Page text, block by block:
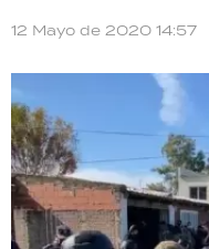
12 Mayo de 2020 14:57
RECETAS
PALABRAS
HORÓSCOPO